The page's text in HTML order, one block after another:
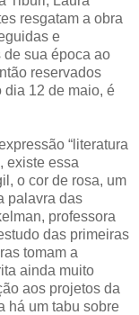
resgatam a obra
e
sua época ao
reservados
dia 12 de maio, é
“literatura
existe essa
o cor de rosa, um
palavra das
professora
das primeiras
tomam a
ainda muito
aos projetos da
há um tabu sobre